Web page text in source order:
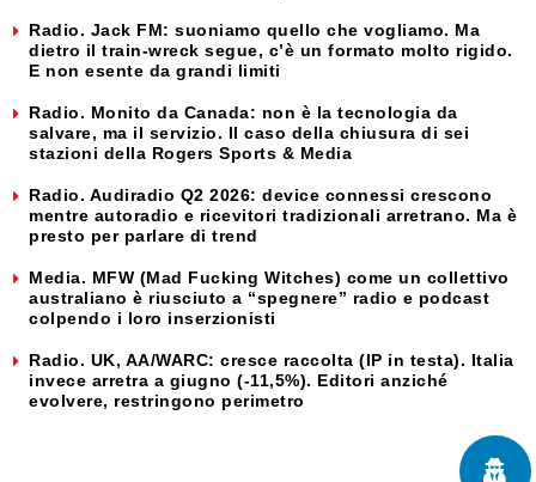
Radio. Jack FM: suoniamo quello che vogliamo. Ma
dietro il train-wreck segue, c’è un formato molto rigido.
E non esente da grandi limiti
Radio. Monito da Canada: non è la tecnologia da
salvare, ma il servizio. Il caso della chiusura di sei
stazioni della Rogers Sports & Media
Radio. Audiradio Q2 2026: device connessi crescono
mentre autoradio e ricevitori tradizionali arretrano. Ma è
presto per parlare di trend
Media. MFW (Mad Fucking Witches) come un collettivo
australiano è riusciuto a “spegnere” radio e podcast
colpendo i loro inserzionisti
Radio. UK, AA/WARC: cresce raccolta (IP in testa). Italia
invece arretra a giugno (-11,5%). Editori anziché
evolvere, restringono perimetro